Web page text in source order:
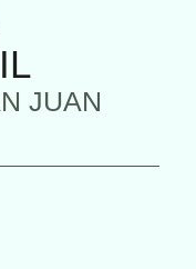
JUAN